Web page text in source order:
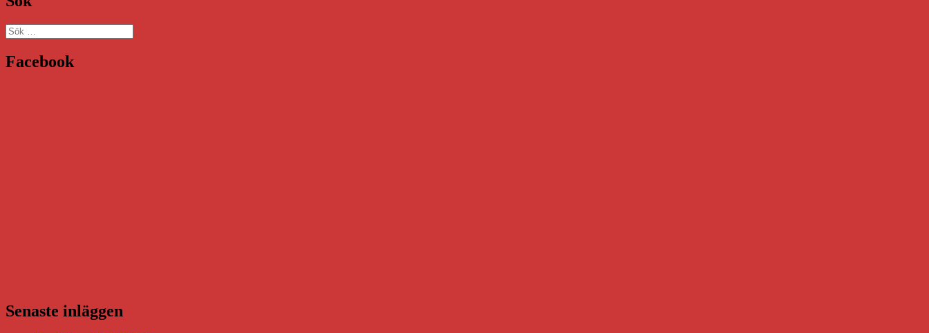
Sök
efter:
Facebook
Senaste inläggen